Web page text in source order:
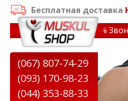
Бесплатная доставка
тренажеры до 15% Звони! ✔
(067) 807-74-29
(093) 170-98-23
(044) 353-88-33